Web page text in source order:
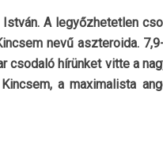
A legyőzhetetlen
nevű aszteroida.
csodaló hírünket vitte a
a maximalista